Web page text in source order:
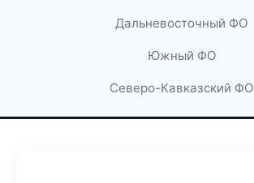
Дальневосточный ФО
Южный ФО
Северо-Кавказский ФО